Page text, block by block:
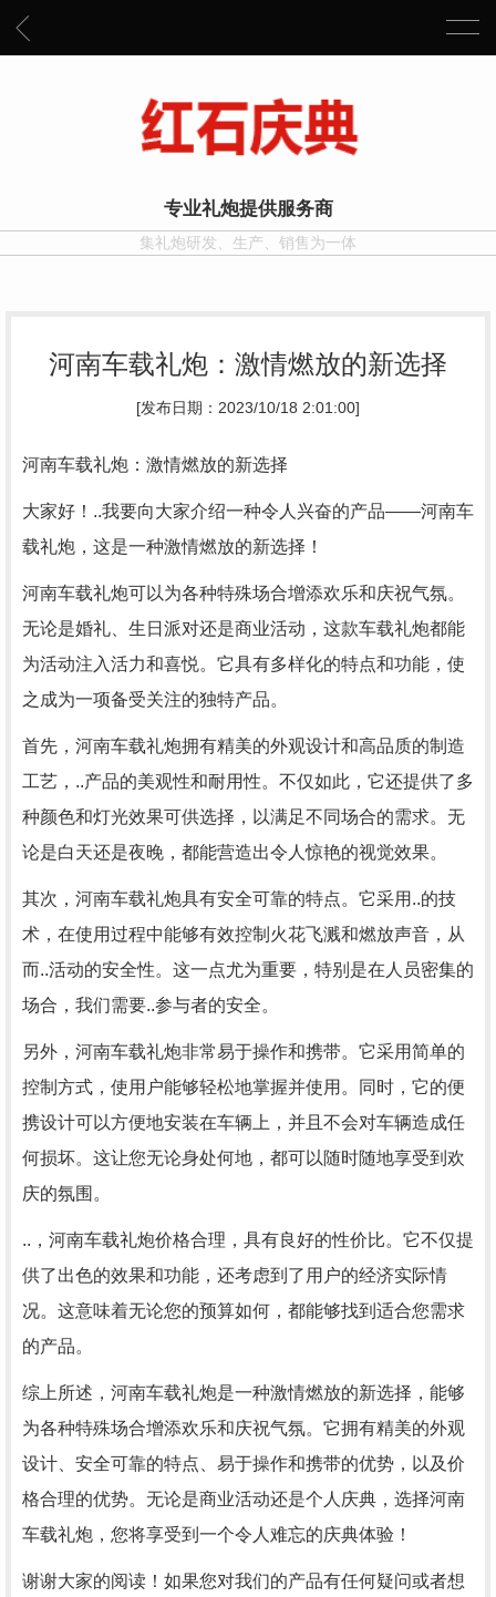
专业礼炮提供服务商
集礼炮研发、生产、销售为一体
河南车载礼炮：激情燃放的新选择
[发布日期：2023/10/18 2:01:00]
河南车载礼炮：激情燃放的新选择
大家好！..我要向大家介绍一种令人兴奋的产品——河南车
载礼炮，这是一种激情燃放的新选择！
河南车载礼炮可以为各种特殊场合增添欢乐和庆祝气氛。
无论是婚礼、生日派对还是商业活动，这款车载礼炮都能
为活动注入活力和喜悦。它具有多样化的特点和功能，使
之成为一项备受关注的独特产品。
首先，河南车载礼炮拥有精美的外观设计和高品质的制造
工艺，..产品的美观性和耐用性。不仅如此，它还提供了多
种颜色和灯光效果可供选择，以满足不同场合的需求。无
论是白天还是夜晚，都能营造出令人惊艳的视觉效果。
其次，河南车载礼炮具有安全可靠的特点。它采用..的技
术，在使用过程中能够有效控制火花飞溅和燃放声音，从
而..活动的安全性。这一点尤为重要，特别是在人员密集的
场合，我们需要..参与者的安全。
另外，河南车载礼炮非常易于操作和携带。它采用简单的
控制方式，使用户能够轻松地掌握并使用。同时，它的便
携设计可以方便地安装在车辆上，并且不会对车辆造成任
何损坏。这让您无论身处何地，都可以随时随地享受到欢
庆的氛围。
..，河南车载礼炮价格合理，具有良好的性价比。它不仅提
供了出色的效果和功能，还考虑到了用户的经济实际情
况。这意味着无论您的预算如何，都能够找到适合您需求
的产品。
综上所述，河南车载礼炮是一种激情燃放的新选择，能够
为各种特殊场合增添欢乐和庆祝气氛。它拥有精美的外观
设计、安全可靠的特点、易于操作和携带的优势，以及价
格合理的优势。无论是商业活动还是个人庆典，选择河南
车载礼炮，您将享受到一个令人难忘的庆典体验！
谢谢大家的阅读！如果您对我们的产品有任何疑问或者想